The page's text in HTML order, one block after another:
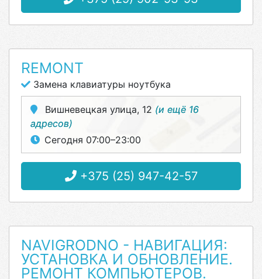
REMONT
Замена клавиатуры ноутбука
Вишневецкая улица, 12 (и ещё 16
адресов)
Сегодня 07:00–23:00
+375 (25) 947-42-57
NAVIGRODNO - НАВИГАЦИЯ:
УСТАНОВКА И ОБНОВЛЕНИЕ.
РЕМОНТ КОМПЬЮТЕРОВ.